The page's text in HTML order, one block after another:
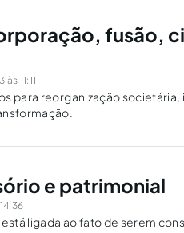
fusão,
11:11
para reorganização societária,
e patrimonial
ligada ao fato de serem